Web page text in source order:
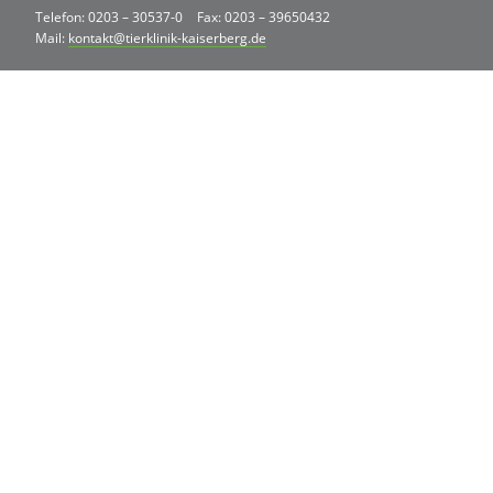
Telefon: 0203 – 30537-0
Fax: 0203 – 39650432
Mail: kontakt@tierklinik-kaiserberg.de